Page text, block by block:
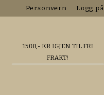
Personvern Logg på
1500 ,- KR IGJEN TIL FRI
FRAKT!